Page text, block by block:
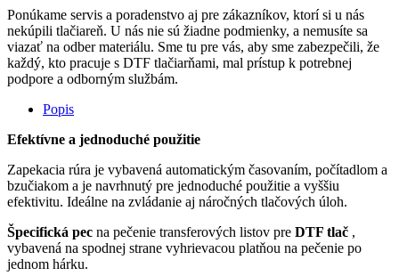
Ponúkame servis a poradenstvo aj pre zákazníkov, ktorí si u nás
nekúpili tlačiareň. U nás nie sú žiadne podmienky, a nemusíte sa
viazať na odber materiálu. Sme tu pre vás, aby sme zabezpečili, že
každý, kto pracuje s DTF tlačiarňami, mal prístup k potrebnej
podpore a odborným službám.
Popis
Efektívne a jednoduché použitie
Zapekacia rúra je vybavená automatickým časovaním, počítadlom a
bzučiakom a je navrhnutý pre jednoduché použitie a vyššiu
efektivitu. Ideálne na zvládanie aj náročných tlačových úloh.
Špecifická pec na pečenie transferových listov pre DTF tlač ,
vybavená na spodnej strane vyhrievacou platňou na pečenie po
jednom hárku.